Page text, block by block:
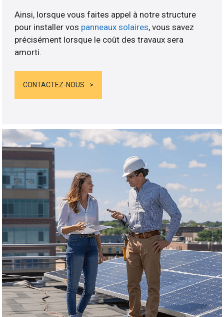
Ainsi, lorsque vous faites appel à notre structure
pour installer vos panneaux solaires, vous savez
précisément lorsque le coût des travaux sera
amorti.
CONTACTEZ-NOUS